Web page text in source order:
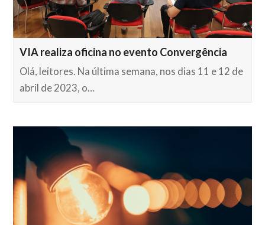
VIA realiza oficina no evento Convergência
Olá, leitores. Na última semana, nos dias 11 e 12 de
abril de 2023, o…